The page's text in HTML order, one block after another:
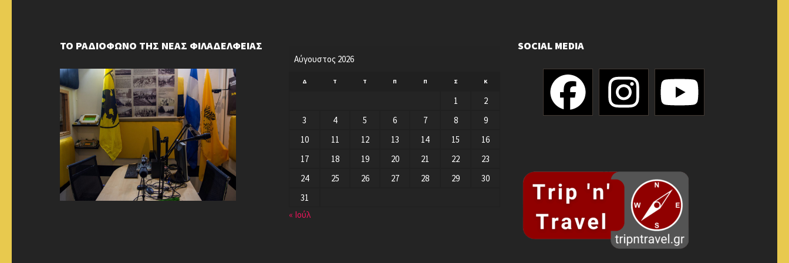
ΤΟ ΡΑΔΙΟΦΩΝΟ ΤΗΣ ΝΕΑΣ ΦΙΛΑΔΕΛΦΕΙΑΣ
Αύγουστος 2026
Δ Τ Τ Π Π Σ Κ
1
2
3
4 5 6 7 8
9
10
11 12 13 14 15
16
17
18 19 20 21 22
23
24
25 26 27 28 29
30
31
« Ιούλ
SOCIAL MEDIA